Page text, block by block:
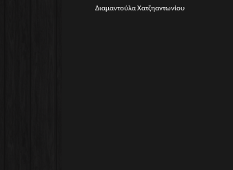
Διαμαντούλα Χατζηαντωνίου